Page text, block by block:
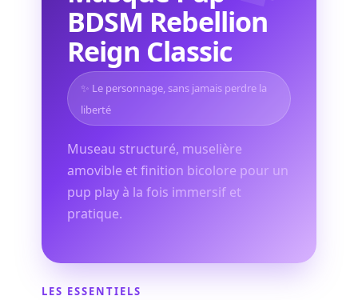
BDSM Rebellion
Reign Classic
✨ Le personnage, sans jamais perdre la
liberté
Museau structuré, muselière
amovible et finition bicolore pour un
pup play à la fois immersif et
pratique.
LES ESSENTIELS